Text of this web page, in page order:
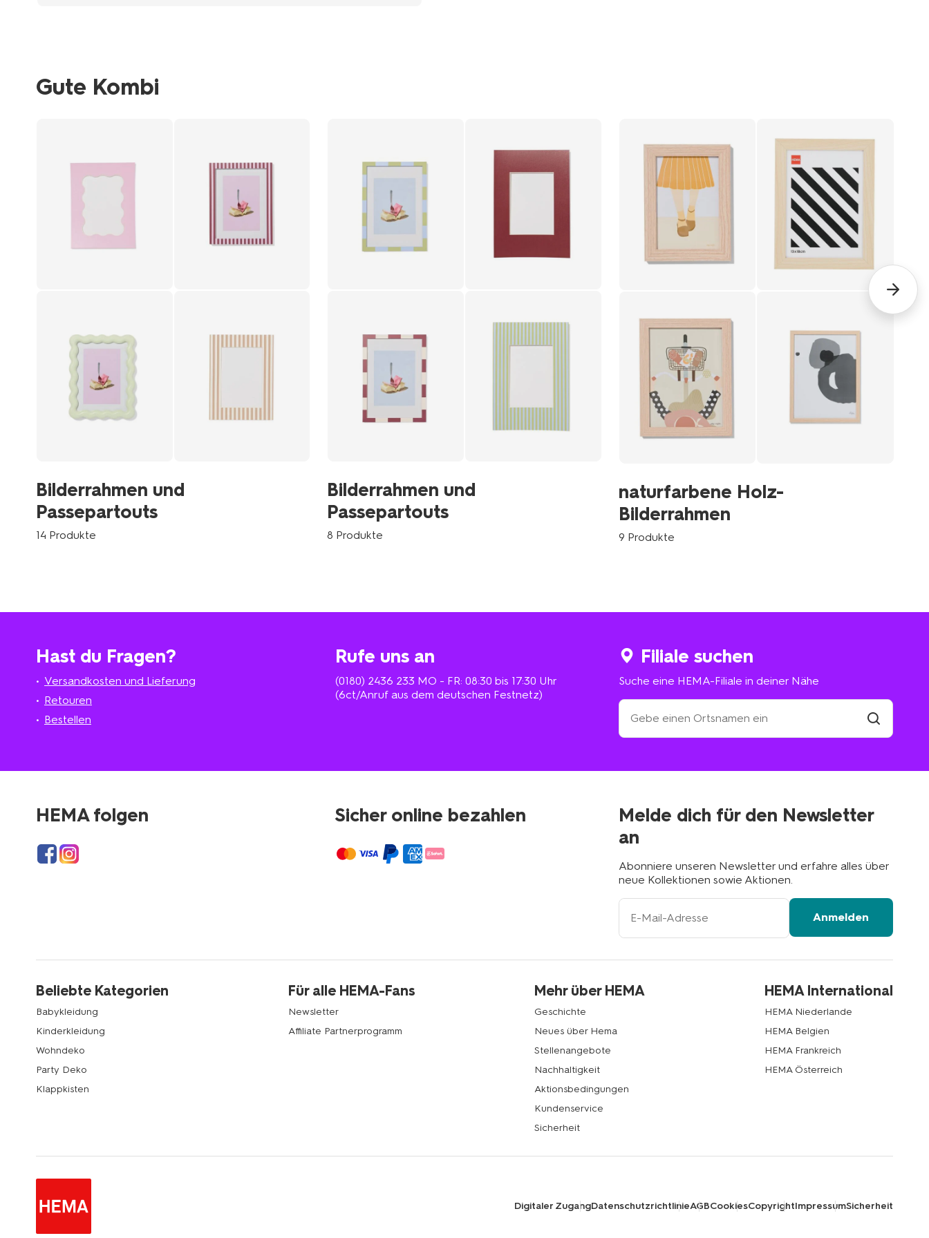
Gute Kombi
Bilderrahmen und
Passepartouts
14 Produkte
Bilderrahmen und
Passepartouts
8 Produkte
naturfarbene Holz-
Bilderrahmen
9 Produkte
Hast du Fragen?
Versandkosten und Lieferung
Retouren
Bestellen
Rufe uns an
(0180) 2436 233 MO - FR: 08:30 bis 17:30 Uhr
(6ct/Anruf aus dem deutschen Festnetz)
Filiale suchen
Suche eine HEMA-Filiale in deiner Nähe
Suche
eine
HEMA-
deiner
Filiale
HEMA folgen Sicher online bezahlen
Melde dich für den Newsletter
an
Abonniere unseren Newsletter und erfahre alles über
neue Kollektionen sowie Aktionen.
Ihre
Anmelden
Beliebte Kategorien
Babykleidung
Kinderkleidung
Wohndeko
Party Deko
Klappkisten
Für alle HEMA-Fans
Newsletter
Affiliate Partnerprogramm
Mehr über HEMA
Geschichte
Neues über Hema
Stellenangebote
Nachhaltigkeit
Aktionsbedingungen
Kundenservice
Sicherheit
HEMA International
HEMA Niederlande
HEMA Belgien
HEMA Frankreich
HEMA Österreich
Digitaler ZugangDatenschutzrichtlinieAGBCookiesCopyrightImpressumSicherheit